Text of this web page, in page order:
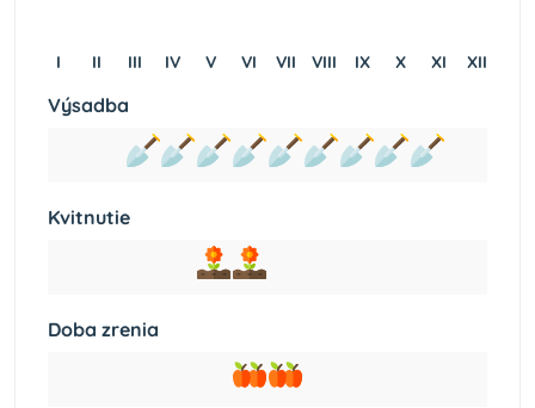
I II III IV V VI VII VIII IX X XI XII
Výsadba
Kvitnutie
Doba zrenia